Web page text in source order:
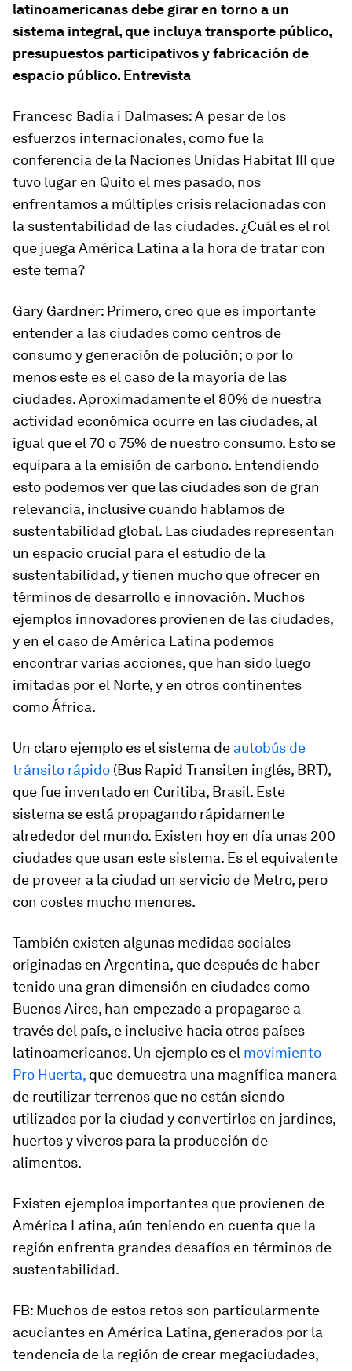
latinoamericanas debe girar en torno a un
sistema integral, que incluya transporte público,
presupuestos participativos y fabricación de
espacio público. Entrevista
Francesc Badia i Dalmases: A pesar de los
esfuerzos internacionales, como fue la
conferencia de la Naciones Unidas Habitat III que
tuvo lugar en Quito el mes pasado, nos
enfrentamos a múltiples crisis relacionadas con
la sustentabilidad de las ciudades. ¿Cuál es el rol
que juega América Latina a la hora de tratar con
este tema?
Gary Gardner: Primero, creo que es importante
entender a las ciudades como centros de
consumo y generación de polución; o por lo
menos este es el caso de la mayoría de las
ciudades. Aproximadamente el 80% de nuestra
actividad económica ocurre en las ciudades, al
igual que el 70 o 75% de nuestro consumo. Esto se
equipara a la emisión de carbono. Entendiendo
esto podemos ver que las ciudades son de gran
relevancia, inclusive cuando hablamos de
sustentabilidad global. Las ciudades representan
un espacio crucial para el estudio de la
sustentabilidad, y tienen mucho que ofrecer en
términos de desarrollo e innovación. Muchos
ejemplos innovadores provienen de las ciudades,
y en el caso de América Latina podemos
encontrar varias acciones, que han sido luego
imitadas por el Norte, y en otros continentes
como África.
Un claro ejemplo es el sistema de autobús de
tránsito rápido (Bus Rapid Transiten inglés, BRT),
que fue inventado en Curitiba, Brasil. Este
sistema se está propagando rápidamente
alrededor del mundo. Existen hoy en día unas 200
ciudades que usan este sistema. Es el equivalente
de proveer a la ciudad un servicio de Metro, pero
con costes mucho menores.
También existen algunas medidas sociales
originadas en Argentina, que después de haber
tenido una gran dimensión en ciudades como
Buenos Aires, han empezado a propagarse a
través del país, e inclusive hacia otros países
latinoamericanos. Un ejemplo es el movimiento
Pro Huerta, que demuestra una magnífica manera
de reutilizar terrenos que no están siendo
utilizados por la ciudad y convertirlos en jardines,
huertos y viveros para la producción de
alimentos.
Existen ejemplos importantes que provienen de
América Latina, aún teniendo en cuenta que la
región enfrenta grandes desafíos en términos de
sustentabilidad.
FB: Muchos de estos retos son particularmente
acuciantes en América Latina, generados por la
tendencia de la región de crear megaciudades,